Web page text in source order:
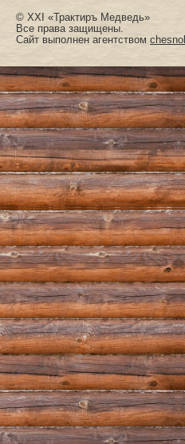
© XXI «Трактиръ Медведь»
Все права защищены.
Сайт выполнен агентством